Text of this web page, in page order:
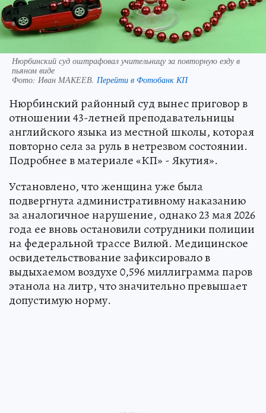
Нюрбинский суд оштрафовал учительницу за повторную езду в
пьяном виде
Фото: Иван МАКЕЕВ. Перейти в Фотобанк КП
Нюрбинский районный суд вынес приговор в
отношении 43-летней преподавательницы
английского языка из местной школы, которая
повторно села за руль в нетрезвом состоянии.
Подробнее в материале «КП» - Якутия».
Установлено, что женщина уже была
подвергнута административному наказанию
за аналогичное нарушение, однако 23 мая 2026
года ее вновь остановили сотрудники полиции
на федеральной трассе Вилюй. Медицинское
освидетельствование зафиксировало в
выдыхаемом воздухе 0,596 миллиграмма паров
этанола на литр, что значительно превышает
допустимую норму.